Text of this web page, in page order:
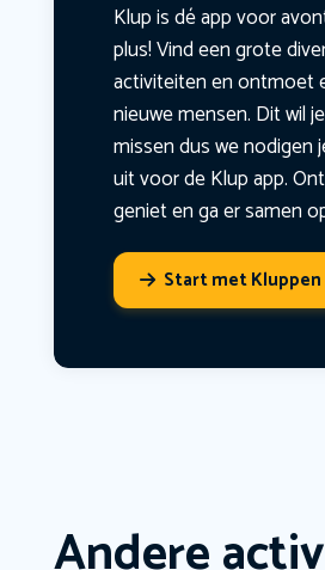
Klup is dé app voor
plus! Vind een grote
activiteiten en ontmoet
nieuwe mensen. Dit wil
missen dus we nodigen
uit voor de Klup app.
geniet en ga er samen
Start met Kluppen